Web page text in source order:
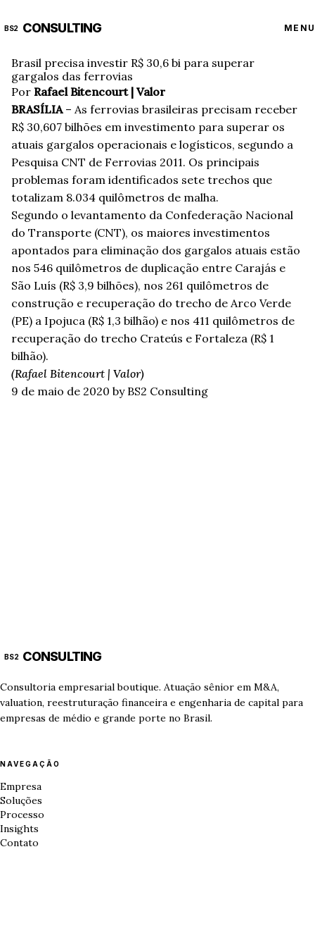
BS2 CONSULTING MENU
Brasil precisa investir R$ 30,6 bi para superar
gargalos das ferrovias
Por Rafael Bitencourt | Valor
BRASÍLIA– As ferrovias brasileiras precisam receber
R$ 30,607 bilhões em investimento para superar os
atuais gargalos operacionais e logísticos, segundo a
Pesquisa CNT de Ferrovias 2011. Os principais
problemas foram identificados sete trechos que
totalizam 8.034 quilômetros de malha.
Segundo o levantamento da Confederação Nacional
do Transporte (CNT), os maiores investimentos
apontados para eliminação dos gargalos atuais estão
nos 546 quilômetros de duplicação entre Carajás e
São Luís (R$ 3,9 bilhões), nos 261 quilômetros de
construção e recuperação do trecho de Arco Verde
(PE) a Ipojuca (R$ 1,3 bilhão) e nos 411 quilômetros de
recuperação do trecho Crateús e Fortaleza (R$ 1
bilhão).
(Rafael Bitencourt | Valor)
9 de maio de 2020 by BS2 Consulting
BS2 CONSULTING
Consultoria empresarial boutique. Atuação sênior em M&A,
valuation, reestruturação financeira e engenharia de capital para
empresas de médio e grande porte no Brasil.
NAVEGAÇÃO
Empresa
Soluções
Processo
Insights
Contato